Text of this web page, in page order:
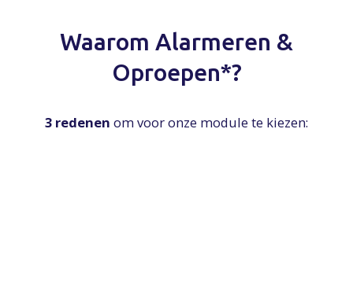
Waarom Alarmeren &
Oproepen*?
3 redenen om voor onze module te kiezen: